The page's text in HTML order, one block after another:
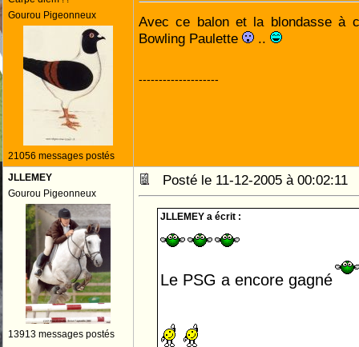
Gourou Pigeonneux
21056 messages postés
Avec ce balon et la blondasse à
Bowling Paulette
..
--------------------
JLLEMEY
Gourou Pigeonneux
13913 messages postés
Posté le 11-12-2005 à 00:02:11
JLLEMEY a écrit :
Le PSG a encore gagné